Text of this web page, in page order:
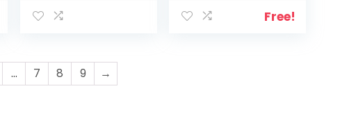
Avvitare), 50 Pezzi,
Free!
… 7 8 9 →